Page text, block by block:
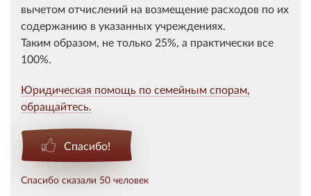
вычетом отчислений на возмещение расходов по их
содержанию в указанных учреждениях.
Таким образом, не только 25%, а практически все
100%.
Юридическая помощь по семейным спорам,
обращайтесь.
Спасибо!
Спасибо сказали 50 человек